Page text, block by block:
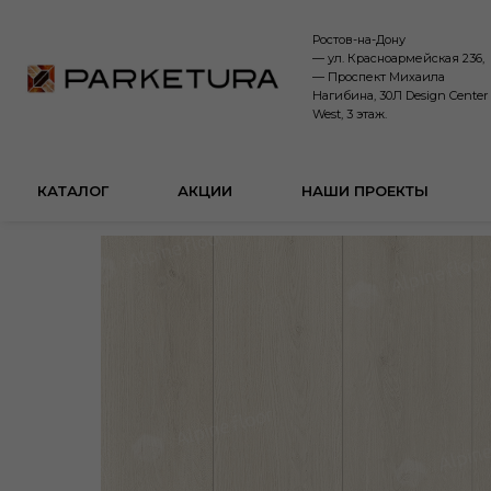
Ростов-на-Дону
— ул. Красноармейская 236,
— Проспект Михаила
Нагибина, 30Л Design Center
West, 3 этаж.
АКЦИИ НАШИ ПРОЕКТЫ
КАТАЛОГ